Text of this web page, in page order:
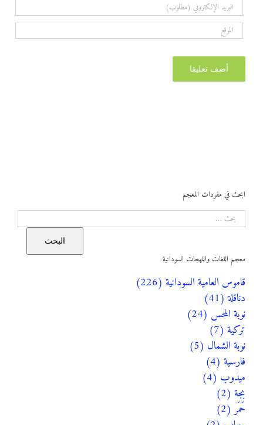
ابحث في مفردات المعجم
البحث
البحث
معجم اللغات واللهجات السودانية
قاموس العامية السودانية (226)
دناقلة (41)
نوبة المحس (24)
تركية (7)
نوبة الشمال (5)
فارسية (4)
ميدوب (4)
بجة (2)
حَمَر (2)